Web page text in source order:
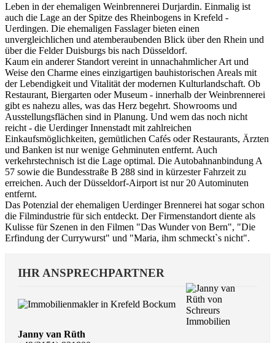
Leben in der ehemaligen Weinbrennerei Durjardin. Einmalig ist
auch die Lage an der Spitze des Rheinbogens in Krefeld -
Uerdingen. Die ehemaligen Fasslager bieten einen
unvergleichlichen und atemberaubenden Blick über den Rhein und
über die Felder Duisburgs bis nach Düsseldorf.
Kaum ein anderer Standort vereint in unnachahmlicher Art und
Weise den Charme eines einzigartigen bauhistorischen Areals mit
der Lebendigkeit und Vitalität der modernen Kulturlandschaft. Ob
Restaurant, Biergarten oder Museum - innerhalb der Weinbrennerei
gibt es nahezu alles, was das Herz begehrt. Showrooms und
Ausstellungsflächen sind in Planung. Und wem das noch nicht
reicht - die Uerdinger Innenstadt mit zahlreichen
Einkaufsmöglichkeiten, gemütlichen Cafés oder Restaurants, Ärzten
und Banken ist nur wenige Gehminuten entfernt. Auch
verkehrstechnisch ist die Lage optimal. Die Autobahnanbindung A
57 sowie die Bundesstraße B 288 sind in kürzester Fahrzeit zu
erreichen. Auch der Düsseldorf-Airport ist nur 20 Autominuten
entfernt.
Das Potenzial der ehemaligen Uerdinger Brennerei hat sogar schon
die Filmindustrie für sich entdeckt. Der Firmenstandort diente als
Kulisse für Szenen in den Filmen "Das Wunder von Bern", "Die
Erfindung der Currywurst" und "Maria, ihm schmeckt`s nicht".
IHR ANSPRECHPARTNER
Janny van Rüth